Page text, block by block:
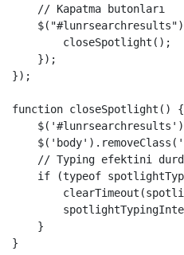
// Kapatma butonları
$( "#lunrsearchresults"
closeSpotlight ();
});
});
function closeSpotlight ()
{
$( '#lunrsearchresults '
$( ' body' ). removeClass ( '
// Typing efektini
if
(typeof
clearTimeout (
}
}